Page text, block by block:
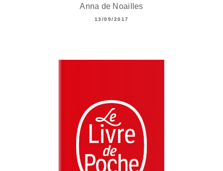
Anna de Noailles
13/09/2017